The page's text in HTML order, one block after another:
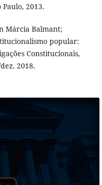
2013.
Márcia Balmant;
popular:
Constitucionais,
2018.